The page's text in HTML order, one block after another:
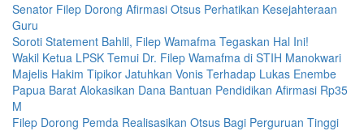
Senator Filep Dorong Afirmasi Otsus Perhatikan Kesejahteraan
Guru
Soroti Statement Bahlil, Filep Wamafma Tegaskan Hal Ini!
Wakil Ketua LPSK Temui Dr. Filep Wamafma di STIH Manokwari
Majelis Hakim Tipikor Jatuhkan Vonis Terhadap Lukas Enembe
Papua Barat Alokasikan Dana Bantuan Pendidikan Afirmasi Rp35
M
Filep Dorong Pemda Realisasikan Otsus Bagi Perguruan Tinggi